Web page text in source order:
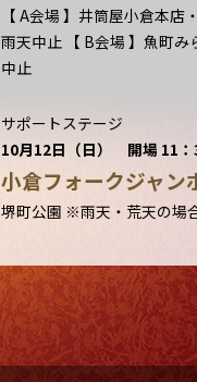
【 A会場 】井筒屋小倉本
雨天中止 【 B会場 】魚町
中止
サポートステージ
10月12日（日） 開場 11：
小倉フォークジャン
堺町公園 ※雨天・荒天の場